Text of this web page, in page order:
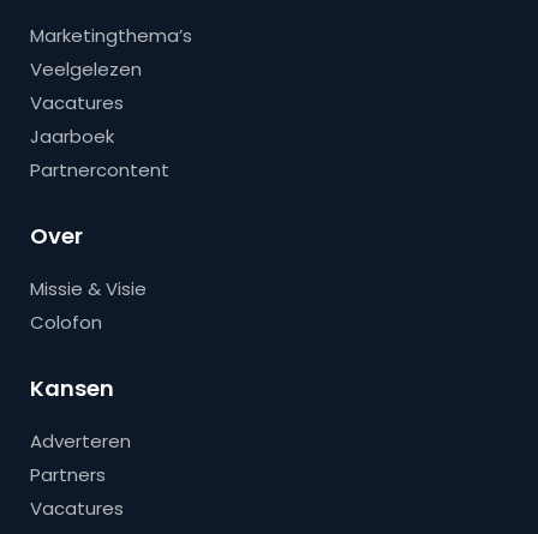
Marketingthema’s
Veelgelezen
Vacatures
Jaarboek
Partnercontent
Over
Missie & Visie
Colofon
Kansen
Adverteren
Partners
Vacatures